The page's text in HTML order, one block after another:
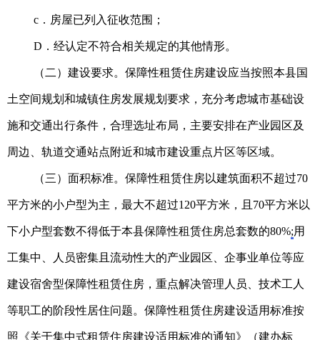
c．房屋已列入征收范围；
D．经认定不符合相关规定的其他情形。
（二）建设要求。保障性租赁住房建设应当按照本县国
土空间规划和城镇住房发展规划要求，充分考虑城市基础设
施和交通出行条件，合理选址布局，主要安排在产业园区及
周边、轨道交通站点附近和城市建设重点片区等区域。
（三）面积标准。保障性租赁住房以建筑面积不超过70
平方米的小户型为主，最大不超过120平方米，且70平方米以
下小户型套数不得低于本县保障性租赁住房总套数的80%;用
工集中、人员密集且流动性大的产业园区、企事业单位等应
建设宿舍型保障性租赁住房，重点解决管理人员、技术工人
等职工的阶段性居住问题。保障性租赁住房建设适用标准按
照《关于集中式租赁住房建设适用标准的通知》（建办标